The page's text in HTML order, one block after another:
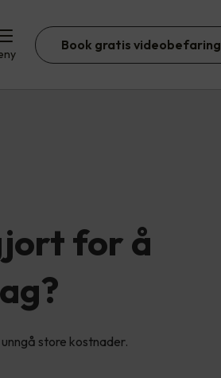
Book gratis videobefaring
for å
store kostnader.